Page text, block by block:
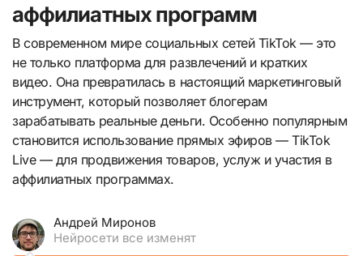
аффилиатных программ
В современном мире социальных сетей TikTok — это
не только платформа для развлечений и кратких
видео. Она превратилась в настоящий маркетинговый
инструмент, который позволяет блогерам
зарабатывать реальные деньги. Особенно популярным
становится использование прямых эфиров — TikTok
Live — для продвижения товаров, услуж и участия в
аффилиатных программах.
Андрей Миронов
Нейросети все изменят